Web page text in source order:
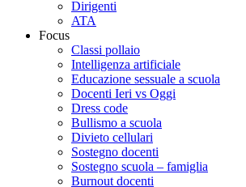
Dirigenti
ATA
Focus
Classi pollaio
Intelligenza artificiale
Educazione sessuale a scuola
Docenti Ieri vs Oggi
Dress code
Bullismo a scuola
Divieto cellulari
Sostegno docenti
Sostegno scuola – famiglia
Burnout docenti